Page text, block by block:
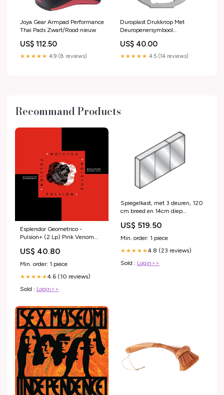
Joya Gear Armpad Performance
Thai Pads Zwart/Rood nieuw
US$ 112.50
★★★★★ 4.9 (8 reviews)
Duroplast Drukknop Met
Deuropenersymbool
US$ 40.00
★★★★★ 4.5 (14 reviews)
Recommand Products
Esplendor Geometrico -
Pulsion+ (2 Lp) Pink Venom
US$ 40.80
Min. order: 1 piece
★★★★★4.6 (10 reviews)
Sold : Login>>
Spiegelkast, met 3 deuren, 120
cm breed en 14cm diep
toebehoren
US$ 519.50
Min. order: 1 piece
★★★★★4.8 (23 reviews)
Sold : Login>>